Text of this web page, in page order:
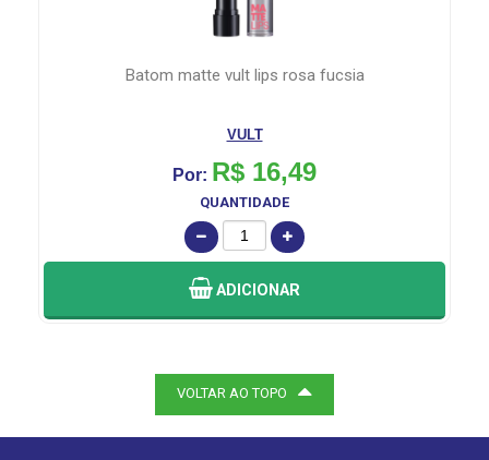
creme dental oral b 3d with brilliant fresh 70g
P&G
Por:R$ 9,99
QUANTIDADE
ADICIONAR
VOLTAR AO TOPO